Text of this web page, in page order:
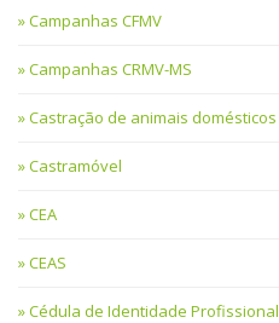
Campanhas CFMV
Campanhas CRMV-MS
Castração de animais domésticos
Castramóvel
CEA
CEAS
Cédula de Identidade Profissional